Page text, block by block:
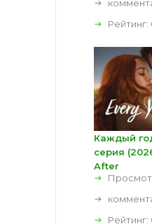
Рейтинг:
Каждый
серия
After
Рейтинг: